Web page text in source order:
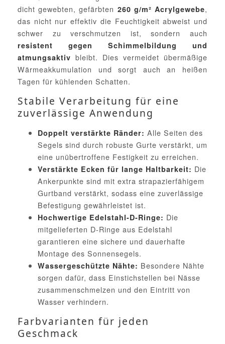
dicht gewebten, gefärbten 260 g/m² Acrylgewebe,
das nicht nur effektiv die Feuchtigkeit abweist und
schwer zu verschmutzen ist, sondern auch
resistent gegen Schimmelbildung und
atmungsaktiv bleibt. Dies vermeidet übermäßige
Wärmeakkumulation und sorgt auch an heißen
Tagen für kühlenden Schatten.
Stabile Verarbeitung für eine
zuverlässige Anwendung
Doppelt verstärkte Ränder: Alle Seiten des
Segels sind durch robuste Gurte verstärkt, um
eine unübertroffene Festigkeit zu erreichen.
Verstärkte Ecken für lange Haltbarkeit: Die
Ankerpunkte sind mit extra strapazierfähigem
Gurtband verstärkt, sodass eine zuverlässige
Befestigung gewährleistet ist.
Hochwertige Edelstahl-D-Ringe: Die
mitgelieferten D-Ringe aus Edelstahl
garantieren eine sichere und dauerhafte
Montage des Sonnensegels.
Wassergeschützte Nähte: Besondere Nähte
sorgen dafür, dass Einstichstellen bei Nässe
zusammenschmelzen und den Eintritt von
Wasser verhindern.
Farbvarianten für jeden
Geschmack